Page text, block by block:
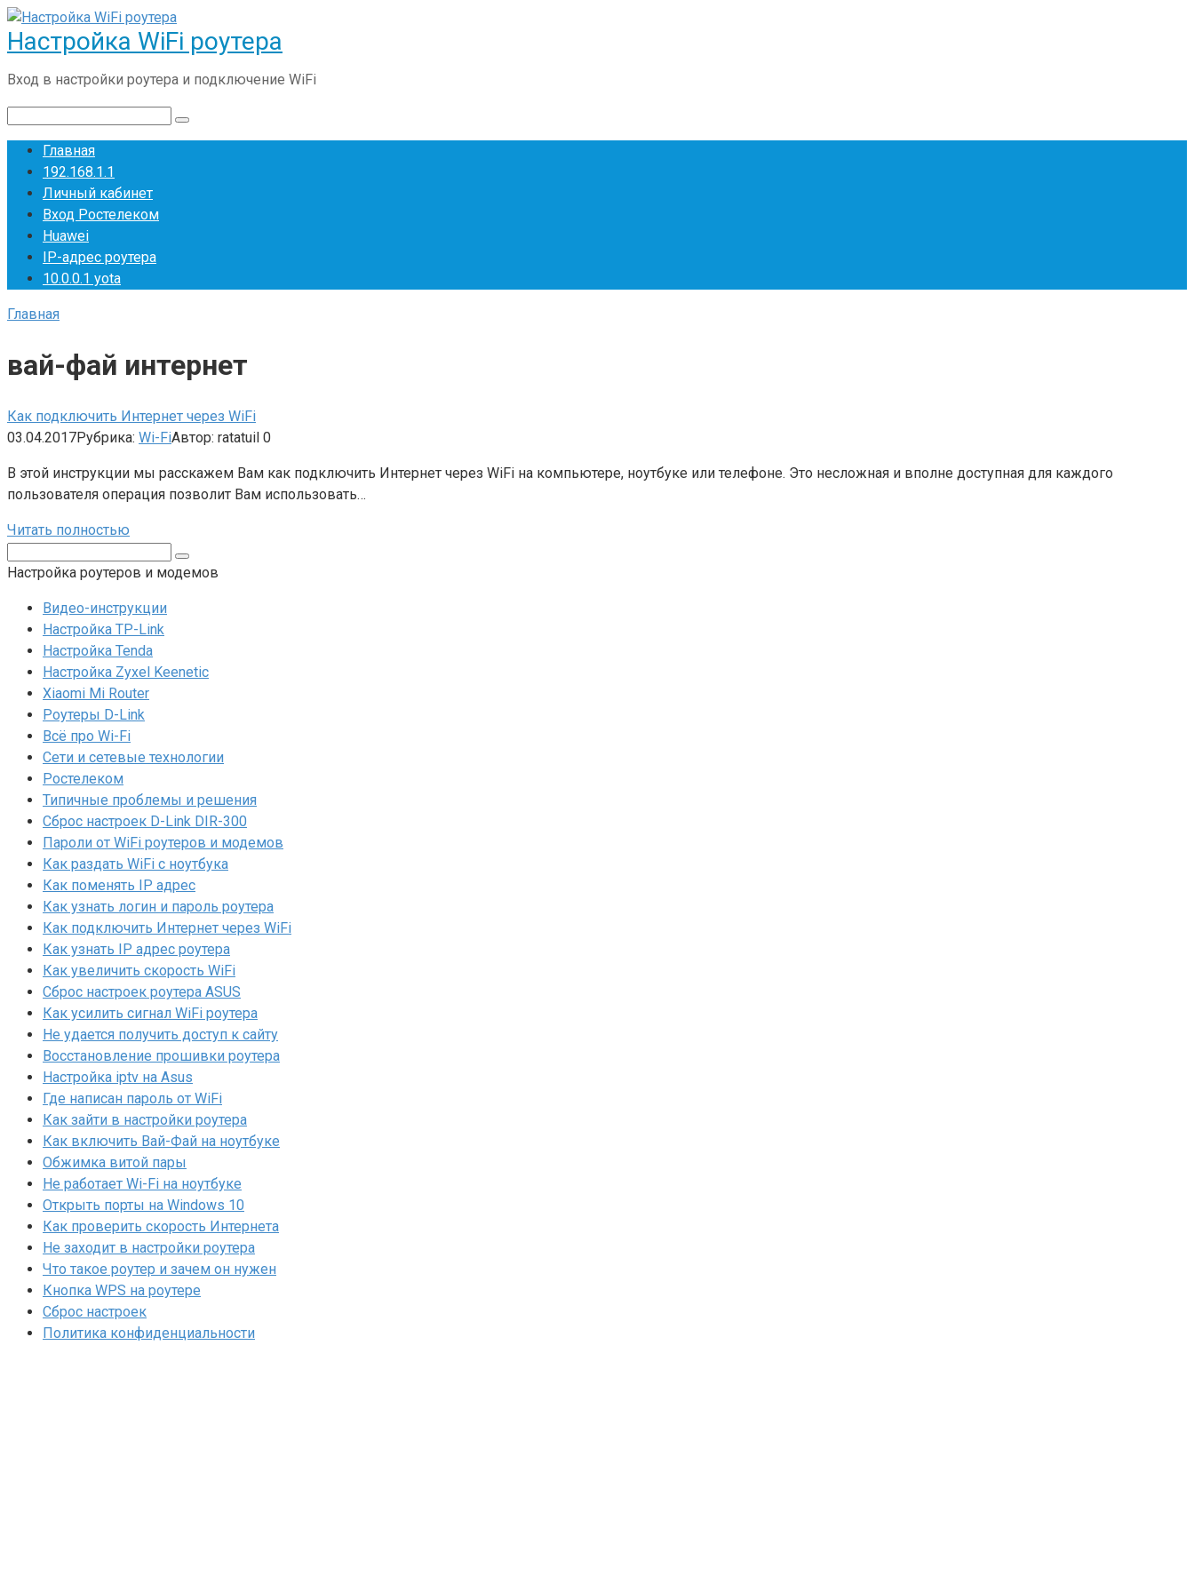
Перейти
к
контенту
Настройка WiFi роутера
Вход в настройки роутера и подключение WiFi
Главная
192.168.1.1
Личный кабинет
Вход Ростелеком
Huawei
IP-адрес роутера
10.0.0.1 yota
Главная
вай-фай интернет
Как подключить Интернет через WiFi
03.04.2017Рубрика: Wi-FiАвтор: ratatuil 0
В этой инструкции мы расскажем Вам как подключить Интернет через WiFi на компьютере, ноутбуке или телефоне. Это несложная и вполне доступная для каждого
пользователя операция позволит Вам использовать…
Читать полностью
Настройка роутеров и модемов
Видео-инструкции
Настройка TP-Link
Настройка Tenda
Настройка Zyxel Keenetic
Xiaomi Mi Router
Роутеры D-Link
Всё про Wi-Fi
Сети и сетевые технологии
Ростелеком
Типичные проблемы и решения
Сброс настроек D-Link DIR-300
Пароли от WiFi роутеров и модемов
Как раздать WiFi с ноутбука
Как поменять IP адрес
Как узнать логин и пароль роутера
Как подключить Интернет через WiFi
Как узнать IP адрес роутера
Как увеличить скорость WiFi
Сброс настроек роутера ASUS
Как усилить сигнал WiFi роутера
Не удается получить доступ к сайту
Восстановление прошивки роутера
Настройка iptv на Asus
Где написан пароль от WiFi
Как зайти в настройки роутера
Как включить Вай-Фай на ноутбуке
Обжимка витой пары
Не работает Wi-Fi на ноутбуке
Открыть порты на Windows 10
Как проверить скорость Интернета
Не заходит в настройки роутера
Что такое роутер и зачем он нужен
Кнопка WPS на роутере
Сброс настроек
Политика конфиденциальности